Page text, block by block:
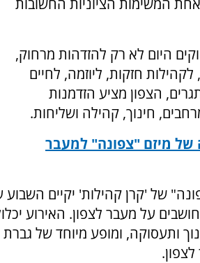
היום לא רק להזדהות מרחוק,
חזקות, ליוזמה, לחיים
הצפון מציע הזדמנות
חינוך, קהילה ושליחות.
מיזם "צפונה" למעבר
של 'קרן קהילות' יקיים השבוע
על מעבר לצפון. האירוע
ותעסוקה, ומופע מיוחד של